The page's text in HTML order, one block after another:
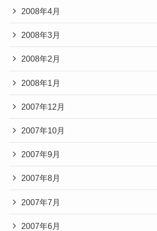
2008年4月
2008年3月
2008年2月
2008年1月
2007年12月
2007年10月
2007年9月
2007年8月
2007年7月
2007年6月